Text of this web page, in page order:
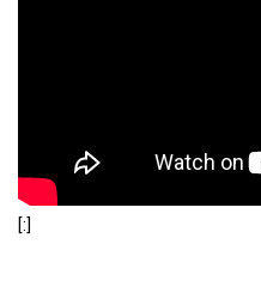
[:]